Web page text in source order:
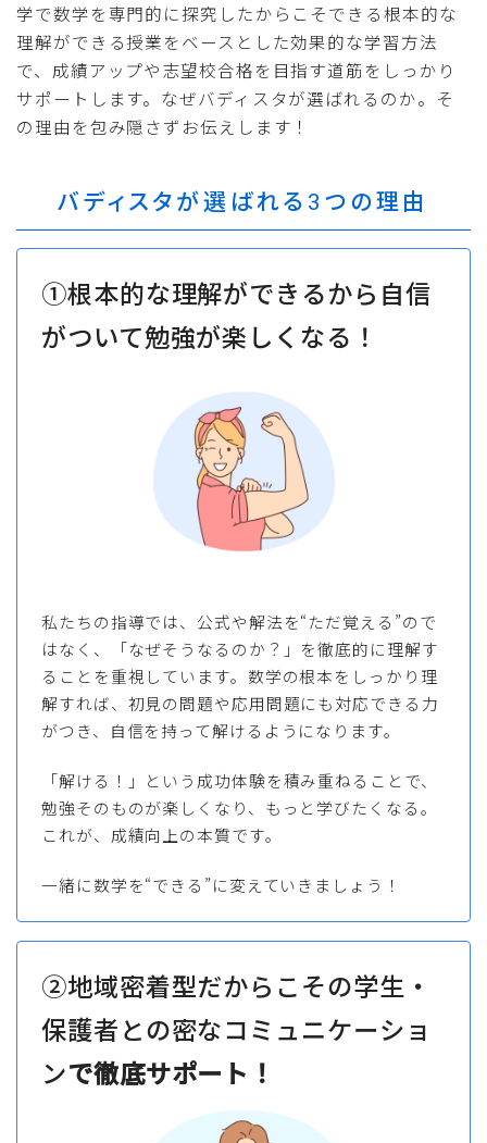
学で数学を専門的に探究したからこそできる根本的な
理解ができる授業をベースとした効果的な学習方法
で、成績アップや志望校合格を目指す道筋をしっかり
サポートします。なぜバディスタが選ばれるのか。そ
の理由を包み隠さずお伝えします！
バディスタが選ばれる3つの理由
①根本的な理解ができるから自信
がついて勉強が楽しくなる！
私たちの指導では、公式や解法を“ただ覚える”ので
はなく、「なぜそうなるのか？」を徹底的に理解す
ることを重視しています。数学の根本をしっかり理
解すれば、初見の問題や応用問題にも対応できる力
がつき、自信を持って解けるようになります。
「解ける！」という成功体験を積み重ねることで、
勉強そのものが楽しくなり、もっと学びたくなる。
これが、成績向上の本質です。
一緒に数学を“できる”に変えていきましょう！
②地域密着型だからこその学生・
保護者との密なコミュニケーショ
ンで徹底サポート！